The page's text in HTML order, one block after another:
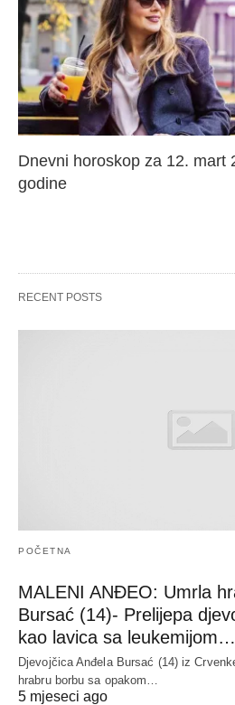
Dnevni horoskop za 12. mart
godine
RECENT POSTS
POČETNA
MALENI ANĐEO: Umrla
Bursać (14)- Prelijepa
kao lavica sa leukemijom…
Djevojčica Anđela Bursać (14) iz
hrabru borbu sa opakom…
5 mjeseci ago